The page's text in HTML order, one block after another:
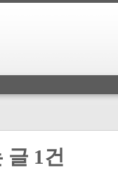
글 1건